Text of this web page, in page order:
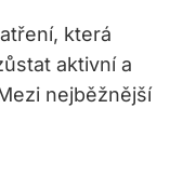
která
aktivní a
nejběžnější